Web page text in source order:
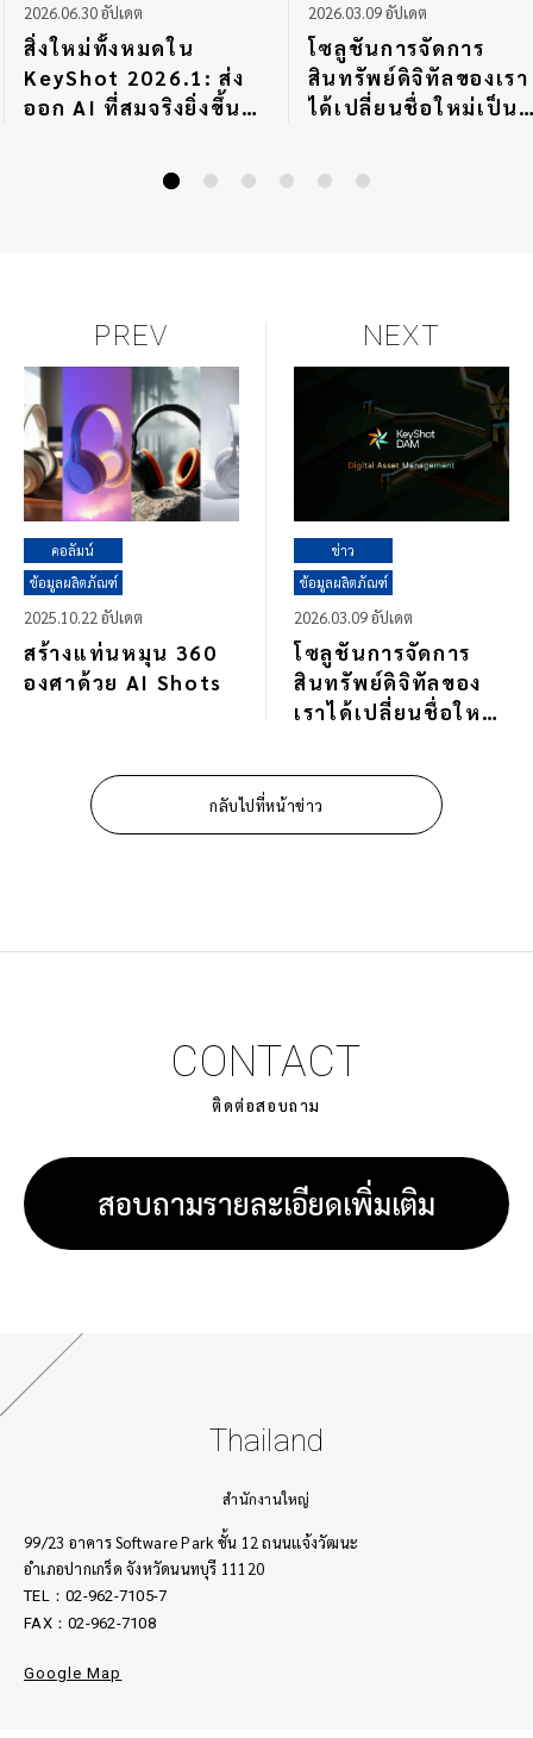
2026.06.30 อัปเดต
สิ่งใหม่ทั้งหมดใน
KeyShot 2026.1: ส่ง
ออก AI ที่สมจริงยิ่งขึ้นที่
ปรับขนาดได้ เครื่องมือ
ย้าย + การอัปเกรดจุด
2026.03.09 อัปเดต
โซลูชันการจัดการ
สินทรัพย์ดิจิทัลของเรา
ได้เปลี่ยนชื่อใหม่เป็น
อันทรงพลังเช่นเดิม
PREV
คอลัมน์
ข้อมูลผลิตภัณฑ์
2025.10.22 อัปเดต
สร้างแท่นหมุน 360
องศาด้วย AI Shots
NEXT
ข่าว
ข้อมูลผลิตภัณฑ์
2026.03.09 อัปเดต
โซลูชันการจัดการ
สินทรัพย์ดิจิทัลของ
เราได้เปลี่ยนชื่อใหม่
แล้ว โดยยังคงมอบ
ประสิทธิภาพอันทรง
พลังเช่นเดิม
กลับไปที่หน้าข่าว
CONTACT
ติดต่อสอบถาม
สอบถามรายละเอียดเพิ่มเติม
Thailand
สำนักงานใหญ่
99/23 อาคาร Software Park ชั้น 12 ถนนเเจ้งวัฒนะ
อำเภอปากเกร็ด จังหวัดนนทบุรี 11120
TEL：02-962-7105-7
FAX：02-962-7108
Google Map